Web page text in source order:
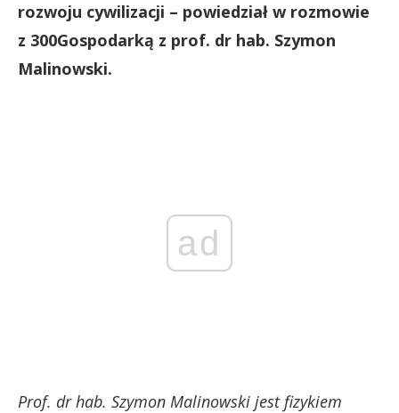
rozwoju cywilizacji – powiedział w rozmowie
z 300Gospodarką z prof. dr hab. Szymon
Malinowski.
ad
Prof. dr hab. Szymon Malinowski jest fizykiem